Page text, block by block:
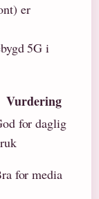
er
5G i
Vurdering
for daglig
for media